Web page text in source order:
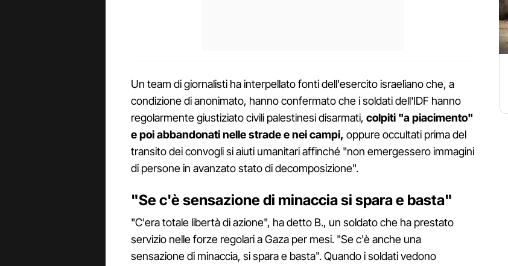
Un team di giornalisti ha interpellato fonti dell'esercito israeliano che, a
condizione di anonimato, hanno confermato che i soldati dell'IDF hanno
regolarmente giustiziato civili palestinesi disarmati, colpiti "a piacimento"
e poi abbandonati nelle strade e nei campi, oppure occultati prima del
transito dei convogli si aiuti umanitari affinché "non emergessero immagini
di persone in avanzato stato di decomposizione".
"Se c'è sensazione di minaccia si spara e basta"
"C'era totale libertà di azione", ha detto B., un soldato che ha prestato
servizio nelle forze regolari a Gaza per mesi. "Se c'è anche una
sensazione di minaccia, si spara e basta". Quando i soldati vedono